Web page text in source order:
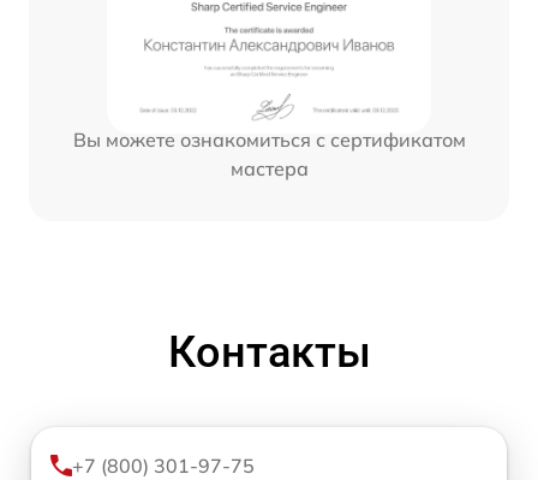
Вы можете ознакомиться с сертификатом
мастера
Контакты
+7 (800) 301-97-75